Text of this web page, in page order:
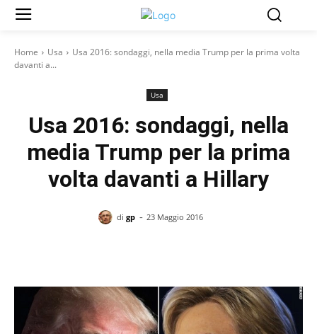
Home Usa
Usa 2016: sondaggi, nella media Trump per la prima volta
davanti a...
Usa
Usa 2016: sondaggi, nella
media Trump per la prima
volta davanti a Hillary
di gp - 23 Maggio 2016